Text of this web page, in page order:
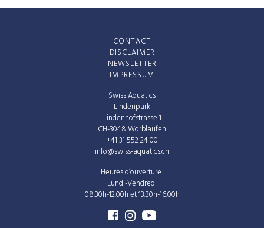
Swiss Aquatics
Lindenpark
Lindenhofstrasse 1
CH-3048 Worblaufen
+41 31 552 24 00
info@swiss-aquatics.ch
Heures d’ouverture:
Lundi-Vendredi
08.30h-12.00h et 13.30h-16.00h
CONTACT
DISCLAIMER
NEWSLETTER
IMPRESSUM